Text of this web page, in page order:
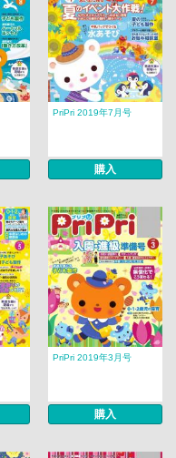
PriPri 2019年7月号
購入
PriPri 2019年3月号
購入